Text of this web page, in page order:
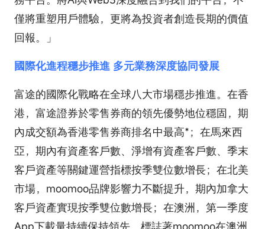
僅將重塑用戶體驗，更將為投資者創造長期的價值
回報。」
國際化進程穩步推進 多元業務深度協同發展
富途的國際化戰略在全球八大市場穩步推進。在香
港，富途證券於零售券商的領先優勢地位穩固，期
內成交額為香港零售券商排名中最高*；在馬來西
亞，期內有資產客戶數、淨增有資產客戶數、季末
客戶資產等關鍵運營指標按季雙位數增長；在北美
市場，moomoo品牌影響力不斷提升，期內加拿大
客戶資產實現按季雙位數增長；在澳洲，第一季度